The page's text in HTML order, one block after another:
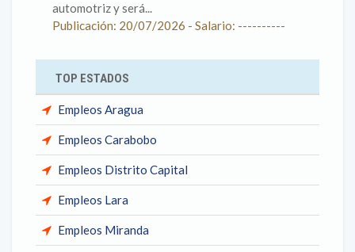
automotriz y será...
Publicación: 20/07/2026 - Salario: ----------
TOP ESTADOS
Empleos Aragua
Empleos Carabobo
Empleos Distrito Capital
Empleos Lara
Empleos Miranda